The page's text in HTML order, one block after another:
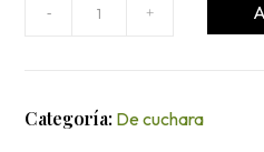
cantábrico
- +
Categoría: De cuchara